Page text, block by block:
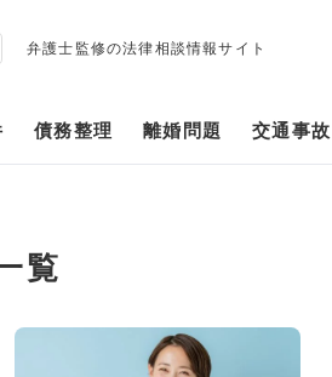
弁護士監修の法律相談情報サイト
債務整理 離婚問題 交通事故
覧